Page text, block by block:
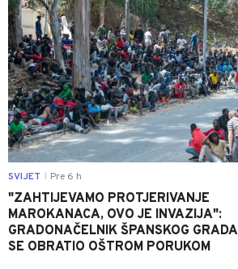
SVIJET Pre 6 h
"ZAHTIJEVAMO PROTJERIVANJE
MAROKANACA, OVO JE INVAZIJA":
GRADONAČELNIK ŠPANSKOG GRADA
SE OBRATIO OŠTROM PORUKOM